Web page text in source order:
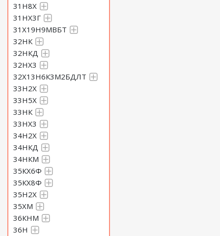
31Н8Х
31НХ3Г
31Х19Н9МВБТ
32НК
32НКД
32НХ3
32Х13Н6К3М2БДЛТ
33Н2Х
33Н5Х
33НК
33НХ3
34Н2Х
34НКД
34НКМ
35КХ6Ф
35КХ8Ф
35Н2Х
35ХМ
36КНМ
36Н